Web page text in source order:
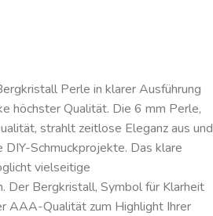
Perle in klarer Ausführung
höchster Qualität. Die 6 mm Perle,
strahlt zeitlose Eleganz aus und
Schmuckprojekte. Das klare
vielseitige
Der Bergkristall, Symbol für Klarheit
AAA-Qualität zum Highlight Ihrer